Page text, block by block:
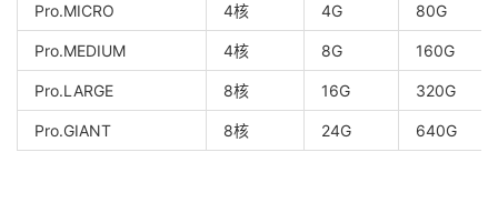
Pro.MICRO 4核 4G 80G
Pro.MEDIUM 4核 8G 160G
Pro.LARGE 8核 16G 320G
Pro.GIANT 8核 24G 640G